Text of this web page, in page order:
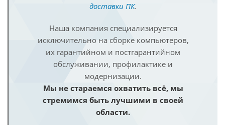
доставки ПК.
Наша компания специализируется
исключительно на сборке компьютеров,
их гарантийном и постгарантийном
обслуживании, профилактике и
модернизации.
Мы не стараемся охватить всё, мы
стремимся быть лучшими в своей
области.